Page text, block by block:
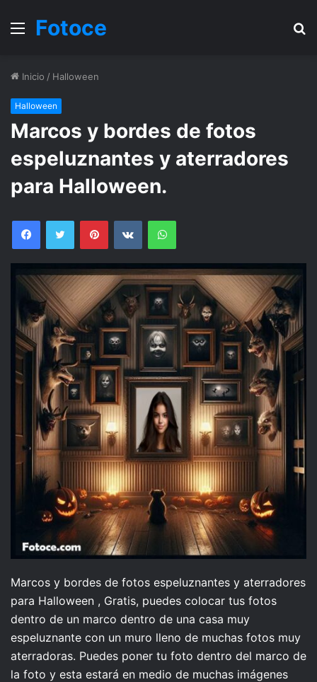
Menu
Fotoce
Inicio / Halloween
Halloween
Marcos y bordes de fotos
espeluznantes y aterradores
para Halloween.
FacebookTwitter PinterestVKontakteWhatsApp
Marcos y bordes de fotos espeluznantes y aterradores
para Halloween , Gratis, puedes colocar tus fotos
dentro de un marco dentro de una casa muy
espeluznante con un muro lleno de muchas fotos muy
aterradoras. Puedes poner tu foto dentro del marco de
la foto y esta estará en medio de muchas imágenes